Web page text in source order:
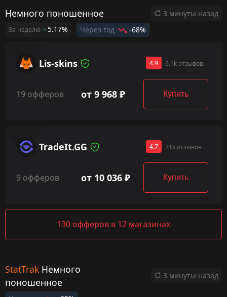
Немного поношенное
За неделю 5.17% Через год -68%
3 минуты назад
Lis-skins 4.9 6.1k отзывов
19 офферов от 9 968 ₽ Купить
TradeIt.GG 4.7 21k отзывов
9 офферов от 10 036 ₽ Купить
130 офферов в 12 магазинах
StatTrak Немного
поношенное
3 минуты назад